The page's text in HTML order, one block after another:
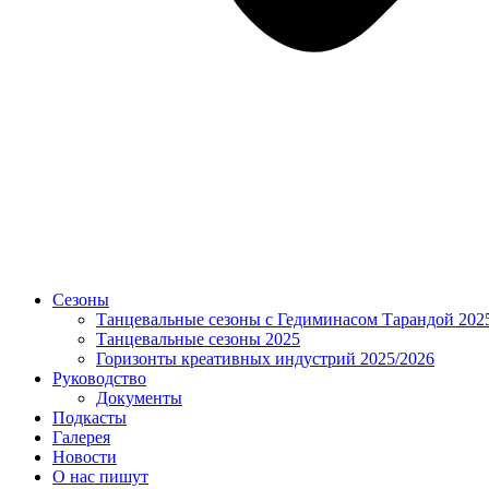
Сезоны
Танцевальные сезоны с Гедиминасом Тарандой
Танцевальные сезоны 2025
Горизонты креативных индустрий 2025/2026
Руководство
Документы
Подкасты
Галерея
Новости
О нас пишут